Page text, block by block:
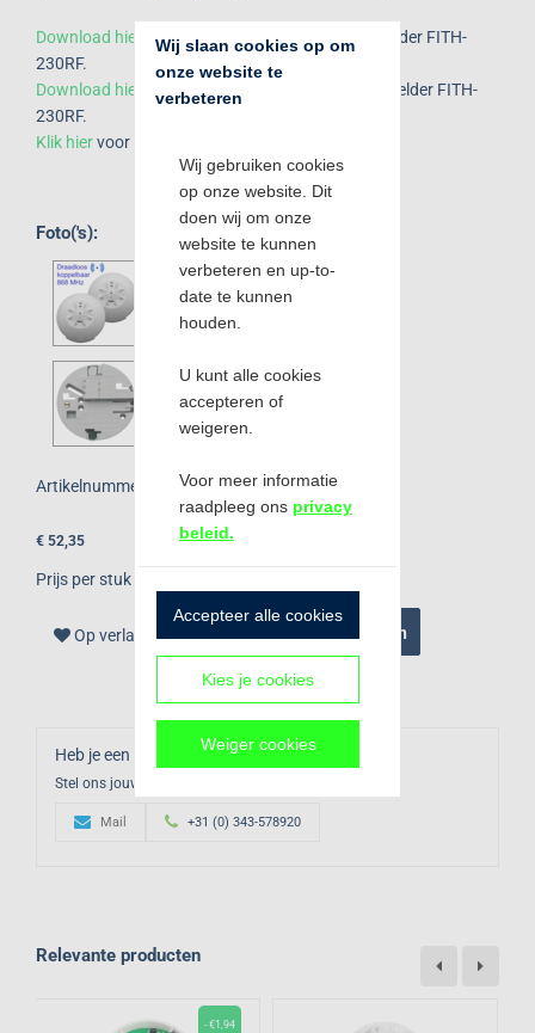
Download hier
de datasheet voor de Fito Hittemelder FITH-
230RF.
Download hier
de handleiding voor de Fito Hittemelder FITH-
230RF.
Klik hiervoor de installatievideo.
Foto('s):
Artikelnummer FITH-230RF
€ 52,35
Prijs per stuk
Aantal: Bestellen
Op verlanglijst
Heb je een vraag over dit product?
Stel ons jouw vraag
Mail +31 (0) 343-578920
Relevante producten
- €1,94
Wij slaan cookies op om
onze website te
verbeteren
Wij gebruiken cookies
op onze website. Dit
doen wij om onze
website te kunnen
verbeteren en up-to-
date te kunnen
houden.
U kunt alle cookies
accepteren of
weigeren.
Voor meer informatie
raadpleeg ons privacy
beleid.
Accepteer alle cookies
Kies je cookies
Weiger cookies